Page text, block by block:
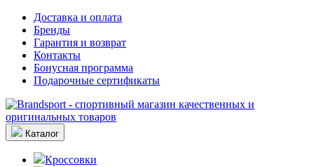
Доставка и оплата
Бренды
Гарантия и возврат
Контакты
Бонусная программа
Подарочные сертификаты
Каталог
Кроссовки